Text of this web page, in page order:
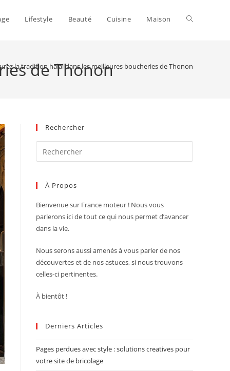
Lifestyle Beauté Cuisine Maison Toggle
de Thonon
la tradition halal dans les meilleures boucheries de Thonon
Rechercher
Escape
À Propos
Bienvenue sur France moteur ! Nous vous
parlerons ici de tout ce qui nous permet d’avancer
dans la vie.
Nous serons aussi amenés à vous parler de nos
découvertes et de nos astuces, si nous trouvons
celles-ci pertinentes.
À bientôt !
Derniers Articles
Pages perdues avec style : solutions creatives pour
votre site de bricolage